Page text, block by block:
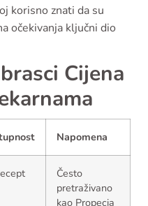
korisno znati da su
očekivanja ključni dio
Cijena
Napomena
Često
pretraživano
kao Propecia